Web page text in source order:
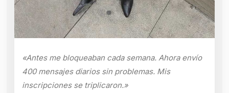
«Antes me bloqueaban cada semana. Ahora envío
400 mensajes diarios sin problemas. Mis
inscripciones se triplicaron.»